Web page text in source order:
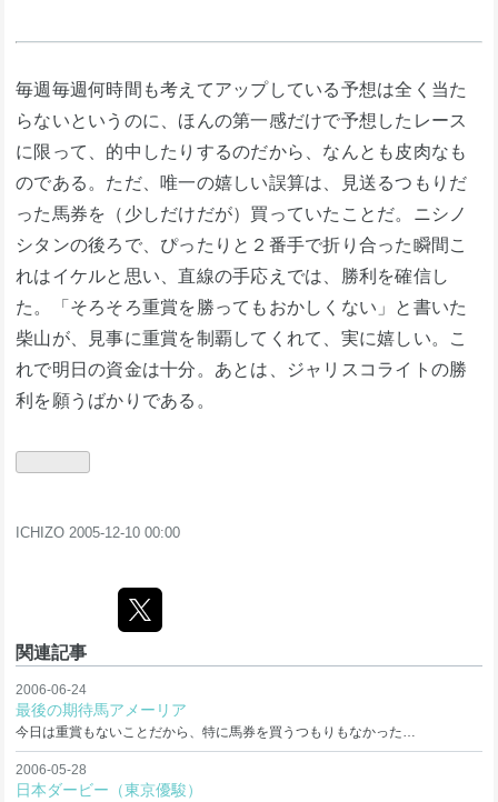
毎週毎週何時間も考えてアップしている予想は全く当た
らないというのに、ほんの第一感だけで予想したレース
に限って、的中したりするのだから、なんとも皮肉なも
のである。ただ、唯一の嬉しい誤算は、見送るつもりだ
った馬券を（少しだけだが）買っていたことだ。ニシノ
シタンの後ろで、ぴったりと２番手で折り合った瞬間こ
れはイケルと思い、直線の手応えでは、勝利を確信し
た。「そろそろ重賞を勝ってもおかしくない」と書いた
柴山が、見事に重賞を制覇してくれて、実に嬉しい。こ
れで明日の資金は十分。あとは、ジャリスコライトの勝
利を願うばかりである。
ICHIZO 2005-12-10 00:00
関連記事
2006-06-24
最後の期待馬アメーリア
今日は重賞もないことだから、特に馬券を買うつもりもなかった…
2006-05-28
日本ダービー（東京優駿）